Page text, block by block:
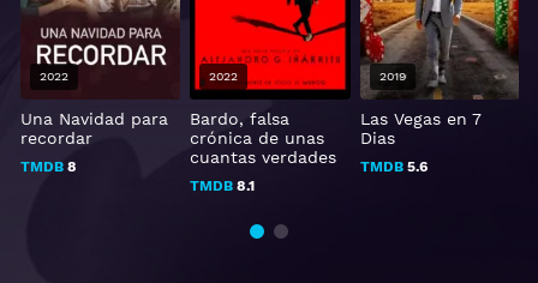
Una Navidad para
recordar
TMDB8
2022
Bardo, falsa
crónica de unas
cuantas verdades
TMDB 8.1
2022
Las Vegas en 7
Dias
TMDB5.6
2019